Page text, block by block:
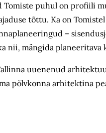
Tomiste puhul on profiili
tõttu. Ka on
–
nii, mängida planeeritava
uuenenud
põlvkonna arhitektina